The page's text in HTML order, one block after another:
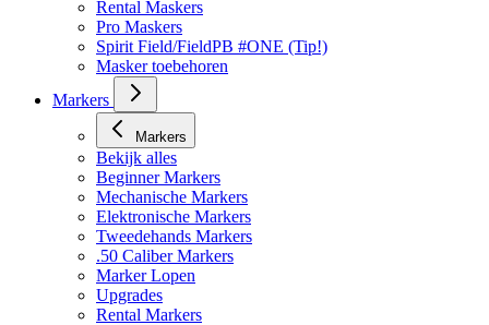
Rental Maskers
Pro Maskers
Spirit Field/FieldPB #ONE (Tip!)
Masker toebehoren
Markers
Markers
Bekijk alles
Beginner Markers
Mechanische Markers
Elektronische Markers
Tweedehands Markers
.50 Caliber Markers
Marker Lopen
Upgrades
Rental Markers